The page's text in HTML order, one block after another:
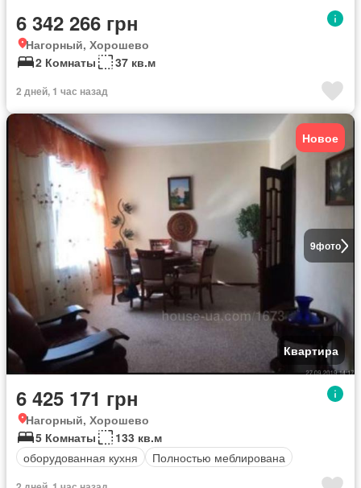
6 342 266 грн
Нагорный, Хорошево
2 Комнаты
37 кв.м
2 дней, 1 час назад
9фото
Новое
Квартира
6 425 171 грн
Нагорный, Хорошево
5 Комнаты
133 кв.м
оборудованная кухня
Полностью меблирована